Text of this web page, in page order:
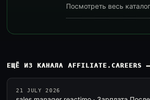
Посмотреть весь каталог
ЕЩЁ ИЗ КАНАЛА AFFILIATE.CAREERS —
21 JULY 2026